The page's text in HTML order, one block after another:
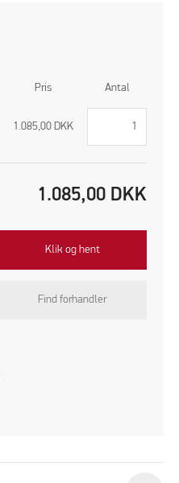
Pris Antal
1.085,00 DKK
1.085,00 DKK
Klik og hent
Find forhandler